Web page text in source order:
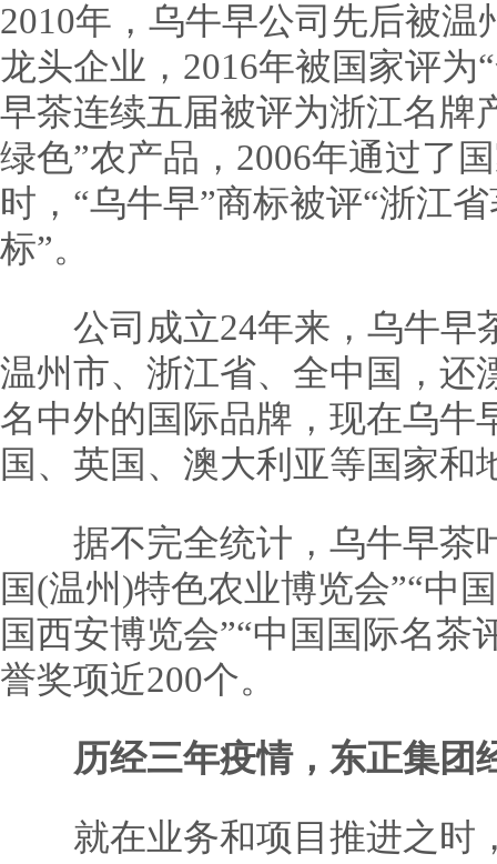
2010年，乌牛早公司先后被
龙头企业，2016年被国家评为
早茶连续五届被评为浙江名牌
绿色”农产品，2006年通过了
时，“乌牛早”商标被评“浙江
标”。
公司成立24年来，乌牛早
温州市、浙江省、全中国，还
名中外的国际品牌，现在乌牛
国、英国、澳大利亚等国家和
据不完全统计，乌牛早茶
国(温州)特色农业博览会”“中
国西安博览会”“中国国际名茶
誉奖项近200个。
历经三年疫情，东正集团
就在业务和项目推进之时